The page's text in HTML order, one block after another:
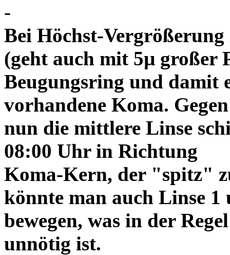
-
Bei Höchst-
(geht auch mit 5µ großer
Beugungsring und damit
vorhandene Koma.
nun die mittlere Linse
08:00 Uhr in Richtung
Koma-Kern, der "spitz"
könnte man auch Linse
bewegen, was in der Regel
unnötig ist.